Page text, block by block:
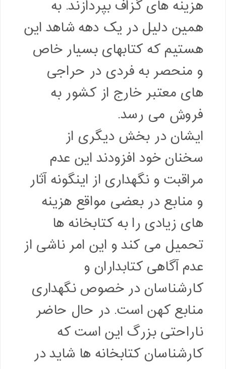
هزینه های گزاف بپردازند. به
همین دلیل در یک دهه شاهد این
هستیم که کتابهای بسیار خاص
و منحصر به فردی در حراجی
های معتبر خارج از کشور به
فروش می رسد.
ایشان در بخش دیگری از
سخنان خود افزودند این عدم
مراقبت و نگهداری از اینگونه آثار
و منابع در بعضی مواقع هزینه
های زیادی را به کتابخانه ها
تحمیل می کند و این امر ناشی از
عدم آگاهی کتابداران و
کارشناسان در خصوص نگهداری
منابع کهن است. در حال حاضر
ناراحتی بزرگ این است که
کارشناسان کتابخانه ها شاید در